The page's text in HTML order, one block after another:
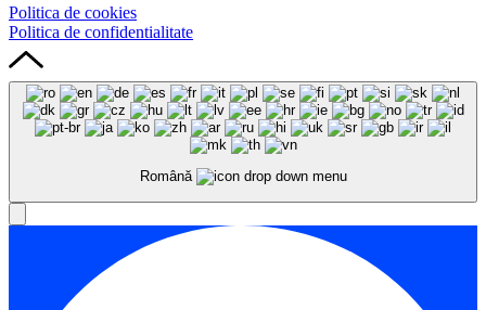
Politica de cookies
Politica de confidentialitate
Română